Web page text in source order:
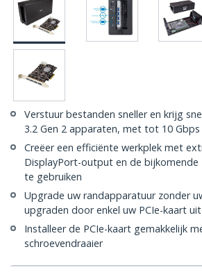
Verstuur bestanden sneller en krijg
3.2 Gen 2 apparaten, met tot 10
Creëer een efficiënte werkplek met
DisplayPort-output en de
te gebruiken
Upgrade uw randapparatuur zonder
upgraden door enkel uw PCIe-kaart
Installeer de PCIe-kaart gemakkelijk
schroevendraaier